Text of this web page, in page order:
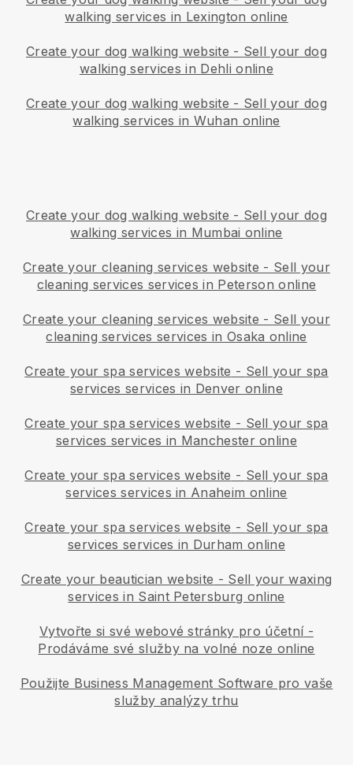
walking services in Lexington online
Create your dog walking website - Sell your dog
walking services in Dehli online
Create your dog walking website - Sell your dog
walking services in Wuhan online
Create your dog walking website - Sell your dog
walking services in Mumbai online
Create your cleaning services website - Sell your
cleaning services services in Peterson online
Create your cleaning services website - Sell your
cleaning services services in Osaka online
Create your spa services website - Sell your spa
services services in Denver online
Create your spa services website - Sell your spa
services services in Manchester online
Create your spa services website - Sell your spa
services services in Anaheim online
Create your spa services website - Sell your spa
services services in Durham online
Create your beautician website - Sell your waxing
services in Saint Petersburg online
Vytvořte si své webové stránky pro účetní-
Prodáváme své služby na volné noze online
Použijte Business Management Software pro vaše
služby analýzy trhu